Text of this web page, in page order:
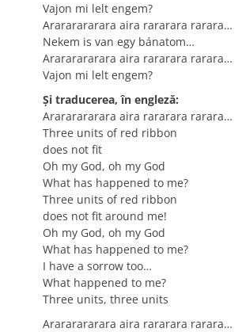
Vajon mi lelt engem?
Arararararara aira rararara rarara…
Nekem is van egy bánatom…
Arararararara aira rararara rarara…
Vajon mi lelt engem?
Şi traducerea, în engleză:
Arararararara aira rararara rarara…
Three units of red ribbon
does not fit
Oh my God, oh my God
What has happened to me?
Three units of red ribbon
does not fit around me!
Oh my God, oh my God
What has happened to me?
I have a sorrow too…
What happened to me?
Three units, three units
Arararararara aira rararara rarara…